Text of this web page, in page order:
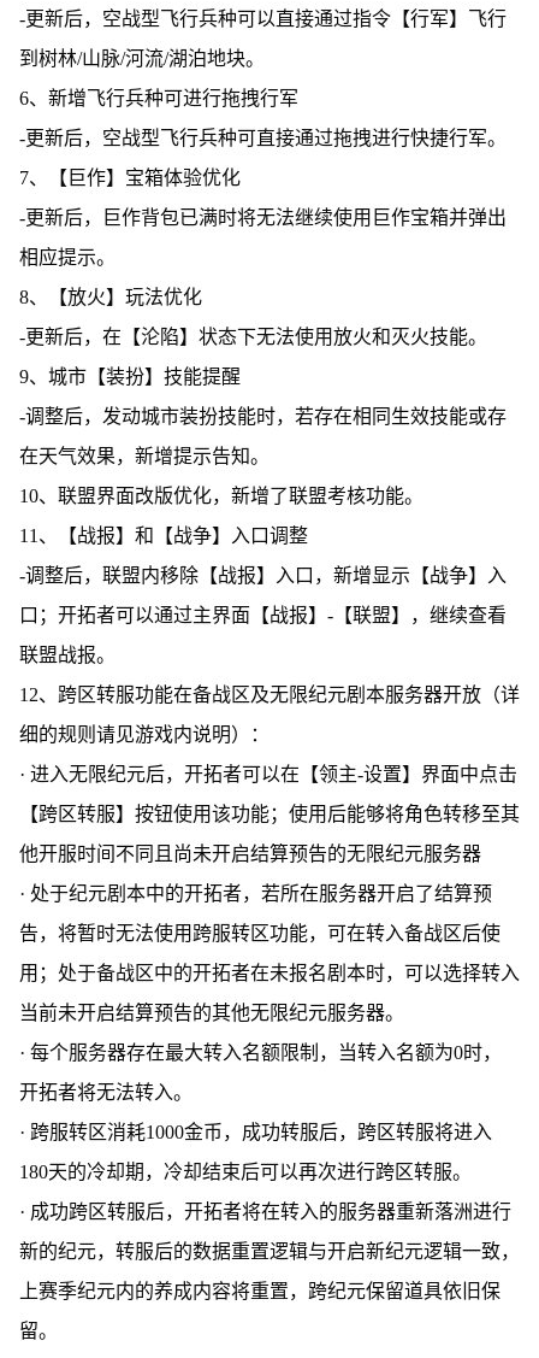
-更新后，空战型飞行兵种可以直接通过指令【行军】飞行
到树林/山脉/河流/湖泊地块。
6、新增飞行兵种可进行拖拽行军
-更新后，空战型飞行兵种可直接通过拖拽进行快捷行军。
7、【巨作】宝箱体验优化
-更新后，巨作背包已满时将无法继续使用巨作宝箱并弹出
相应提示。
8、【放火】玩法优化
-更新后，在【沦陷】状态下无法使用放火和灭火技能。
9、城市【装扮】技能提醒
-调整后，发动城市装扮技能时，若存在相同生效技能或存
在天气效果，新增提示告知。
10、联盟界面改版优化，新增了联盟考核功能。
11、【战报】和【战争】入口调整
-调整后，联盟内移除【战报】入口，新增显示【战争】入
口；开拓者可以通过主界面【战报】-【联盟】，继续查看
联盟战报。
12、跨区转服功能在备战区及无限纪元剧本服务器开放（详
细的规则请见游戏内说明）：
· 进入无限纪元后，开拓者可以在【领主-设置】界面中点击
【跨区转服】按钮使用该功能；使用后能够将角色转移至其
他开服时间不同且尚未开启结算预告的无限纪元服务器
· 处于纪元剧本中的开拓者，若所在服务器开启了结算预
告，将暂时无法使用跨服转区功能，可在转入备战区后使
用；处于备战区中的开拓者在未报名剧本时，可以选择转入
当前未开启结算预告的其他无限纪元服务器。
· 每个服务器存在最大转入名额限制，当转入名额为0时，
开拓者将无法转入。
· 跨服转区消耗1000金币，成功转服后，跨区转服将进入
180天的冷却期，冷却结束后可以再次进行跨区转服。
· 成功跨区转服后，开拓者将在转入的服务器重新落洲进行
新的纪元，转服后的数据重置逻辑与开启新纪元逻辑一致，
上赛季纪元内的养成内容将重置，跨纪元保留道具依旧保
留。